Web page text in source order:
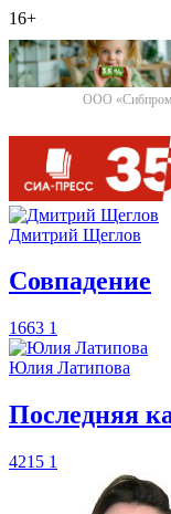
16+
ООО
Дмитрий Щеглов
​Совпадение
1663 1
Юлия Латипова
​Последняя
4215 1